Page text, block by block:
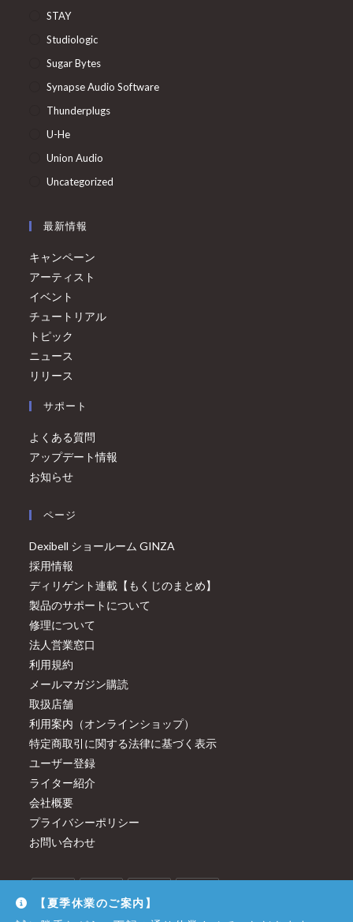
STAY
Studiologic
Sugar Bytes
Synapse Audio Software
Thunderplugs
U-He
Union Audio
Uncategorized
最新情報
キャンペーン
アーティスト
イベント
チュートリアル
トピック
ニュース
リリース
サポート
よくある質問
アップデート情報
お知らせ
ページ
Dexibell ショールーム GINZA
採用情報
ディリゲント連載【もくじのまとめ】
製品のサポートについて
修理について
法人営業窓口
利用規約
メールマガジン購読
取扱店舗
利用案内（オンラインショップ）
特定商取引に関する法律に基づく表示
ユーザー登録
ライター紹介
会社概要
プライバシーポリシー
お問い合わせ
【夏季休業のご案内】